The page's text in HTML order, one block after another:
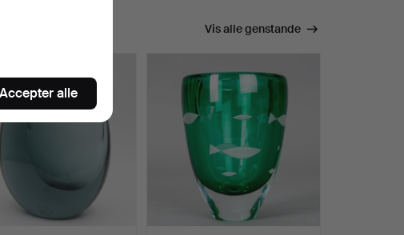
Vis alle genstande
Accepter alle